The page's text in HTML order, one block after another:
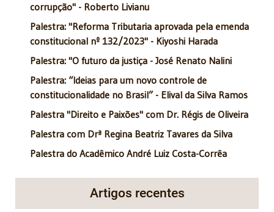
corrupção" - Roberto Livianu
Palestra: "Reforma Tributaria aprovada pela emenda
constitucional nº 132/2023" - Kiyoshi Harada
Palestra: "O futuro da justiça - José Renato Nalini
Palestra: “Ideias para um novo controle de
constitucionalidade no Brasil” - Elival da Silva Ramos
Palestra "Direito e Paixões" com Dr. Régis de Oliveira
Palestra com Drª Regina Beatriz Tavares da Silva
Palestra do Acadêmico André Luiz Costa-Corrêa
Artigos recentes